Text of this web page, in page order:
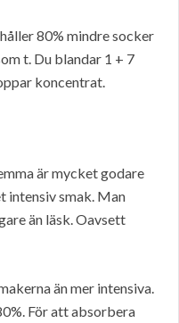
80% mindre socker
t. Du blandar 1 + 7
koncentrat.
är mycket godare
intensiv smak. Man
än läsk. Oavsett
än mer intensiva.
För att absorbera